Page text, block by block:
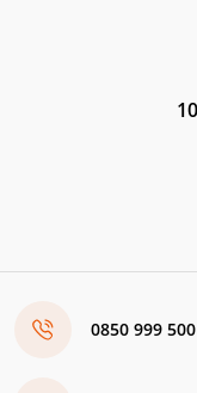
0850 999 500